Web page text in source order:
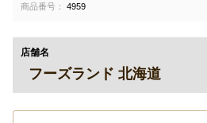
商品番号： 4959
店舗名
フーズランド 北海道